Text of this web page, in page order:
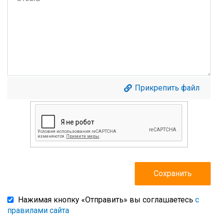
Прикрепить файл
Нажимая кнопку «Отправить» вы соглашаетесь с
правилами сайта